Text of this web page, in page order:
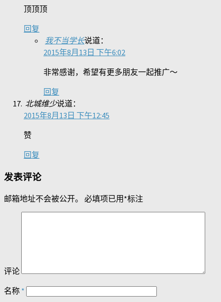
顶顶顶
回复
我不当学长说道：
2015年8月13日 下午6:02
非常感谢，希望有更多朋友一起推广～
回复
北城维少说道：
2015年8月13日 下午12:45
赞
回复
发表评论
邮箱地址不会被公开。 必填项已用*标注
评论
名称 *